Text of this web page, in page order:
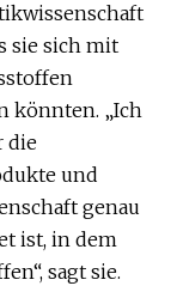
sie sich mit
könnten. „Ich
die
und
genau
ist, in dem
sagt sie.